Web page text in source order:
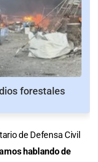
forestales
de Defensa Civil
hablando de